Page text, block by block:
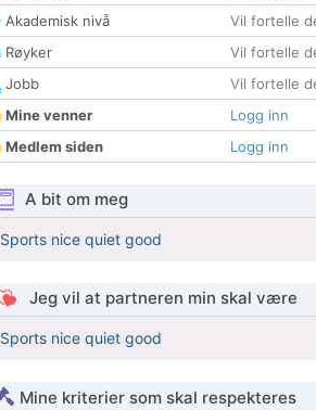
Akademisk nivå
Vil fortelle
Røyker
Vil fortelle
Jobb
Vil fortelle
Mine venner
Logg inn
Medlem siden
Logg inn
A bit om meg
Sports nice quiet good
Jeg vil at partneren min skal være
Sports nice quiet good
Mine kriterier som skal respekteres